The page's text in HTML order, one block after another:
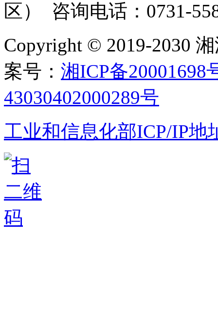
区） 咨询电话：0731-
Copyright © 2019-2030
案号： 湘ICP备20001698
43030402000289号
工业和信息化部ICP/IP